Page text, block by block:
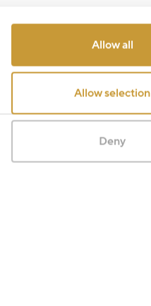
Allow all
Allow selection
Deny